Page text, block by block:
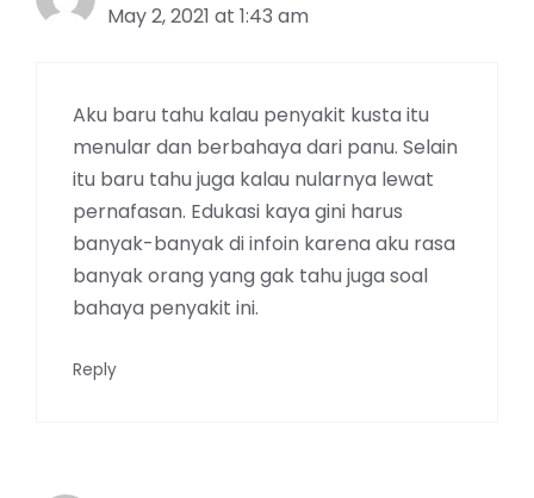
May 2, 2021 at 1:43 am
Aku baru tahu kalau penyakit kusta itu
menular dan berbahaya dari panu. Selain
itu baru tahu juga kalau nularnya lewat
pernafasan. Edukasi kaya gini harus
banyak-banyak di infoin karena aku rasa
banyak orang yang gak tahu juga soal
bahaya penyakit ini.
Reply